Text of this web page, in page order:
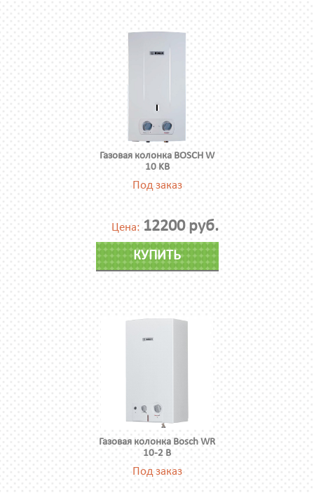
Газовая колонка BOSCH W
10 KB
Под заказ
Цена: 12200 руб.
КУПИТЬ
Газовая колонка Bosch WR
10-2 B
Под заказ